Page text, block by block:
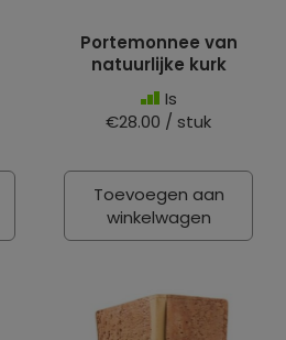
Portemonnee van
natuurlijke kurk
Is
€28.00 / stuk
Toevoegen aan
winkelwagen